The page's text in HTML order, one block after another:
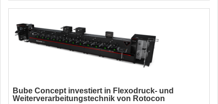
Bube Concept investiert in Flexodruck- und
Weiterverarbeitungstechnik von Rotocon